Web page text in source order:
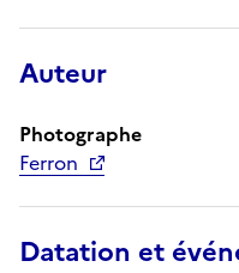
Auteur
Photographe
Ferron
Datation et